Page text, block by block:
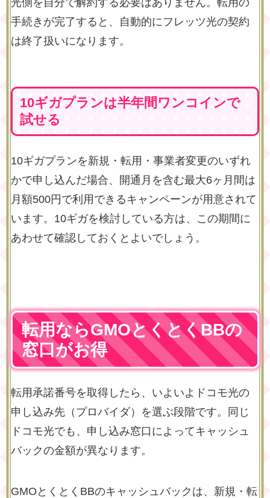
手続きが完了すると、自動的にフレッツ光の契約
は終了扱いになります。
10ギガプランは半年間ワンコインで
試せる
10ギガプランを新規・転用・事業者変更のいずれ
かで申し込んだ場合、開通月を含む最大6ヶ月間は
月額500円で利用できるキャンペーンが用意されて
います。10ギガを検討している方は、この期間に
あわせて確認しておくとよいでしょう。
転用ならGMOとくとくBBの
窓口がお得
転用承諾番号を取得したら、いよいよドコモ光の
申し込み先（プロバイダ）を選ぶ段階です。同じ
ドコモ光でも、申し込み窓口によってキャッシュ
バックの金額が異なります。
GMOとくとくBBのキャッシュバックは、新規・転